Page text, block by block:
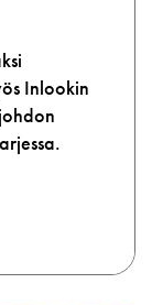
Inlookin